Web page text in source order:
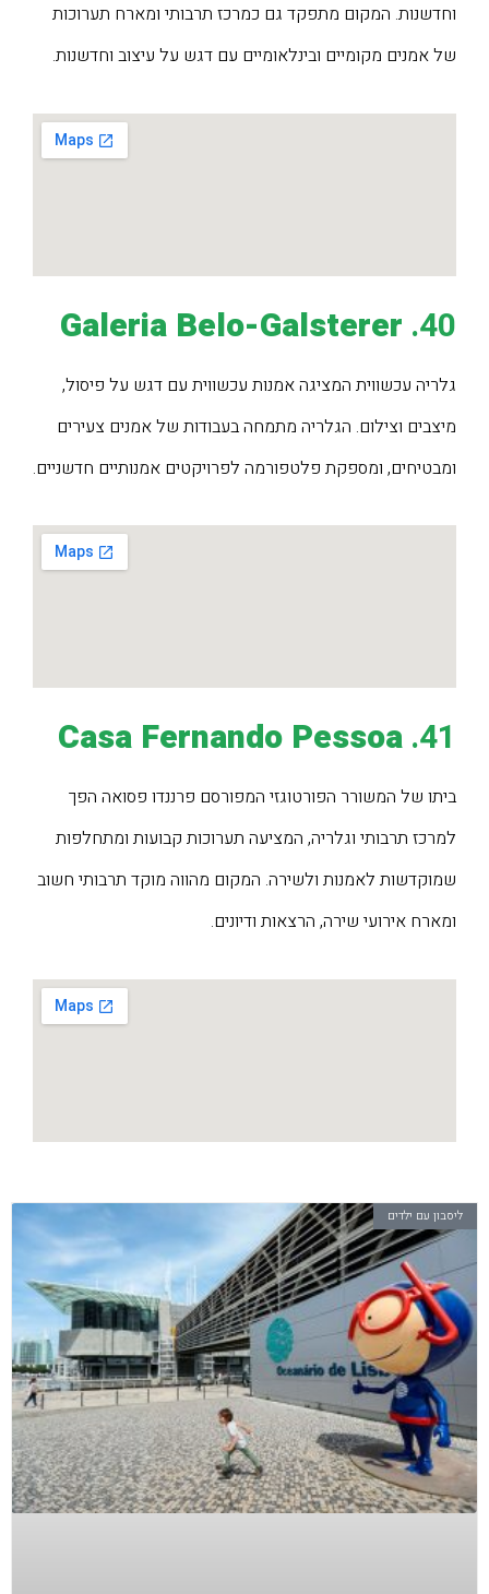
וחדשנות. המקום מתפקד גם כמרכז תרבותי ומארח תערוכות
של אמנים מקומיים ובינלאומיים עם דגש על עיצוב וחדשנות.
40.
Galeria Belo-Galsterer
גלריה עכשווית המציגה אמנות עכשווית עם דגש על פיסול,
מיצבים וצילום. הגלריה מתמחה בעבודות של אמנים צעירים
ומבטיחים, ומספקת פלטפורמה לפרויקטים אמנותיים חדשניים.
41.
Casa Fernando Pessoa
ביתו של המשורר הפורטוגזי המפורסם פרננדו פסואה הפך
למרכז תרבותי וגלריה, המציעה תערוכות קבועות ומתחלפות
שמוקדשות לאמנות ולשירה. המקום מהווה מוקד תרבותי חשוב
ומארח אירועי שירה, הרצאות ודיונים.
ליסבון עם ילדים